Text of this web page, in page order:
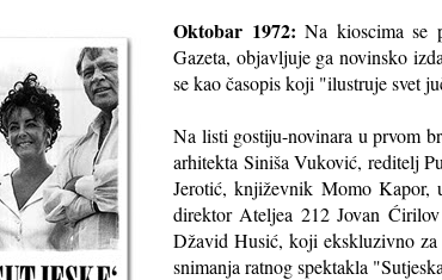
Oktobar 1972: Na kioscima se
Gazeta, objavljuje ga novinsko
se kao časopis koji "ilustruje svet
Na listi gostiju-novinara u prvom
arhitekta Siniša Vuković, reditelj
Jerotić, književnik Momo Kapor,
direktor Ateljea 212 Jovan
Džavid Husić, koji ekskluzivno za
snimanja ratnog spektakla